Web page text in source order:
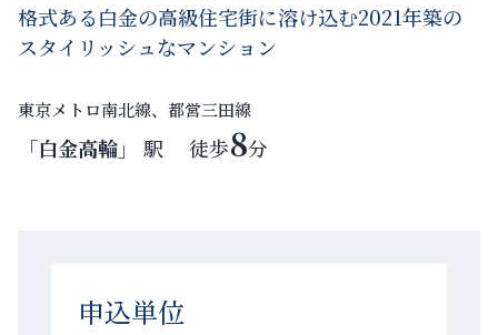
格式ある白金の高級住宅街に溶け込む2021年築の
スタイリッシュなマンション
東京メトロ南北線、都営三田線
「白金高輪」 駅 徒歩8分
申込単位